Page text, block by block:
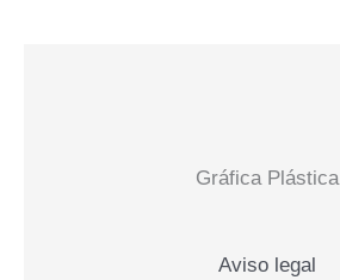
Gráfica Plástica
Aviso legal